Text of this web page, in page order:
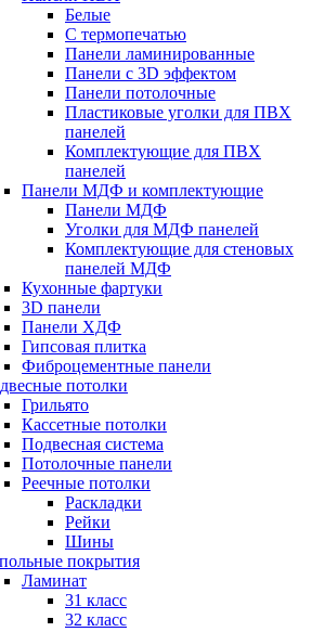
Белые
С термопечатью
Панели ламинированные
Панели с 3D эффектом
Панели потолочные
Пластиковые уголки для ПВХ
панелей
Комплектующие для ПВХ
панелей
Панели МДФ и комплектующие
Панели МДФ
Уголки для МДФ панелей
Комплектующие для стеновых
панелей МДФ
Кухонные фартуки
3D панели
Панели ХДФ
Гипсовая плитка
Фиброцементные панели
потолки
Грильято
Кассетные потолки
Подвесная система
Потолочные панели
Реечные потолки
Раскладки
Рейки
Шины
покрытия
Ламинат
31 класс
32 класс